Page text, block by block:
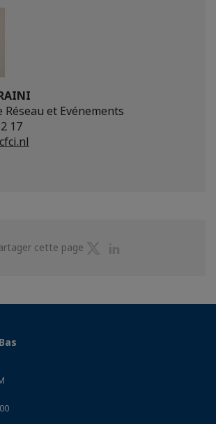
Réseau et Evénements
17
cette page
Partager